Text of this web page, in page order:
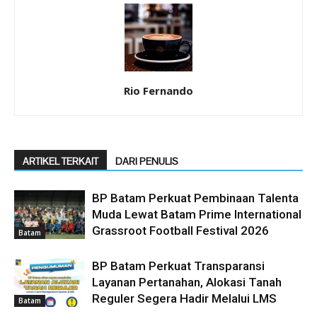
Rio Fernando
ARTIKEL TERKAIT DARI PENULIS
Batam
BP Batam Perkuat Pembinaan Talenta
Muda Lewat Batam Prime International
Grassroot Football Festival 2026
Batam
BP Batam Perkuat Transparansi
Layanan Pertanahan, Alokasi Tanah
Reguler Segera Hadir Melalui LMS